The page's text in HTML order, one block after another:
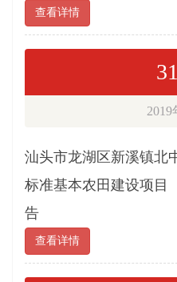
查看详情
2019
汕头市龙湖区新溪镇北
标准基本农田建设项目
告
查看详情